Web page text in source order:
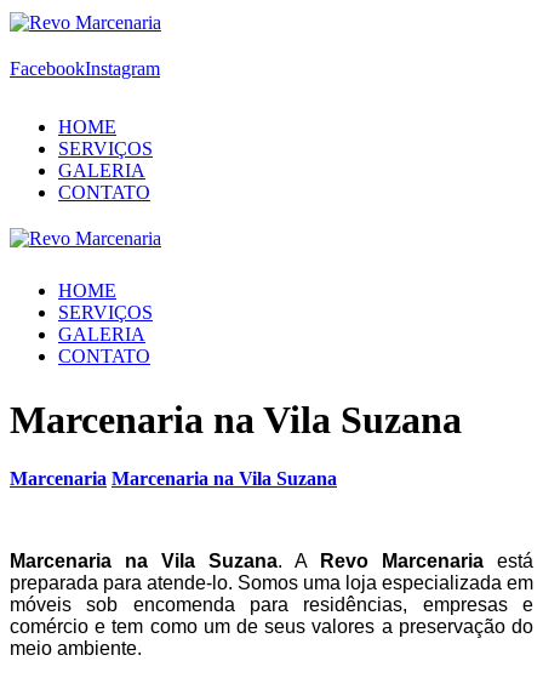
FacebookInstagram
HOME
SERVIÇOS
GALERIA
CONTATO
HOME
SERVIÇOS
GALERIA
CONTATO
Marcenaria na Vila Suzana
Marcenaria Marcenaria na Vila Suzana
Marcenaria na Vila Suzana. A Revo Marcenaria está
preparada para atende-lo. Somos uma loja especializada em
móveis sob encomenda para residências, empresas e
comércio e tem como um de seus valores a preservação do
meio ambiente.